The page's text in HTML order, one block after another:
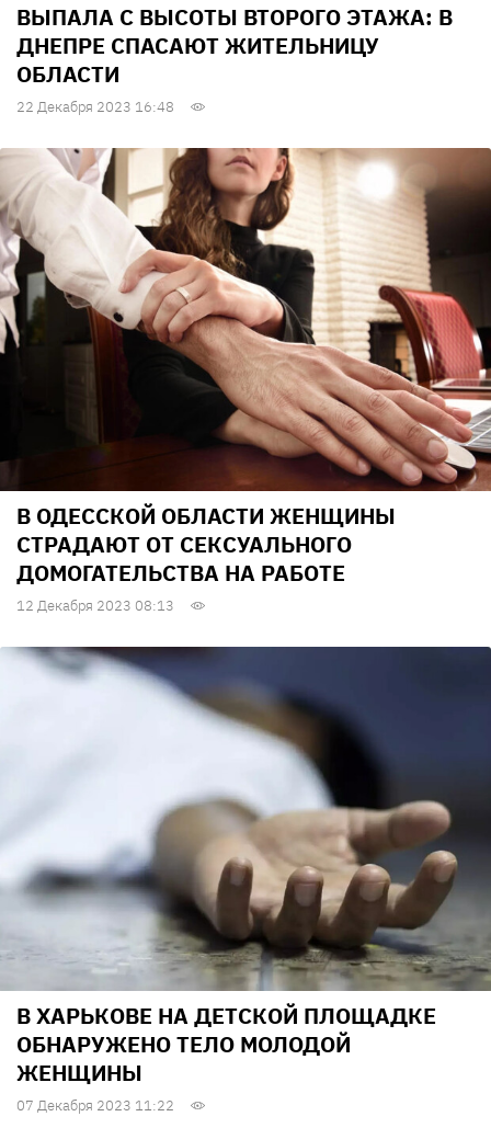
ВЫПАЛА С ВЫСОТЫ ВТОРОГО ЭТАЖА: В
ДНЕПРЕ СПАСАЮТ ЖИТЕЛЬНИЦУ
ОБЛАСТИ
22 Декабря 2023 16:48
В ОДЕССКОЙ ОБЛАСТИ ЖЕНЩИНЫ
СТРАДАЮТ ОТ СЕКСУАЛЬНОГО
ДОМОГАТЕЛЬСТВА НА РАБОТЕ
12 Декабря 2023 08:13
В ХАРЬКОВЕ НА ДЕТСКОЙ ПЛОЩАДКЕ
ОБНАРУЖЕНО ТЕЛО МОЛОДОЙ
ЖЕНЩИНЫ
07 Декабря 2023 11:22